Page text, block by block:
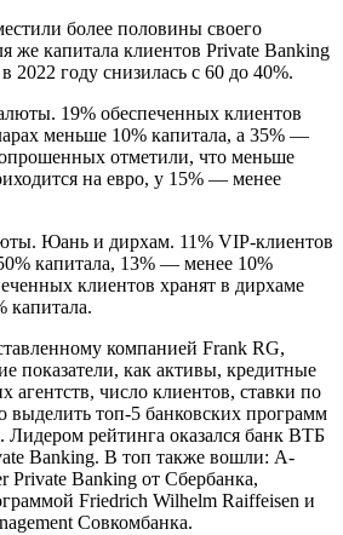
более половины своего
же капитала клиентов Private Banking
2022 году снизилась с 60 до 40%.
19% обеспеченных клиентов
меньше 10% капитала, а 35% —
отметили, что меньше
на евро, у 15% — менее
Юань и дирхам. 11% VIP-клиентов
капитала, 13% — менее 10%
клиентов хранят в дирхаме
капитала.
компанией Frank RG,
показатели, как активы, кредитные
агентств, число клиентов, ставки по
выделить топ-5 банковских программ
Лидером рейтинга оказался банк ВТБ
Banking. В топ также вошли: А-
Private Banking от Сбербанка,
Friedrich Wilhelm Raiffeisen и
Совкомбанка.